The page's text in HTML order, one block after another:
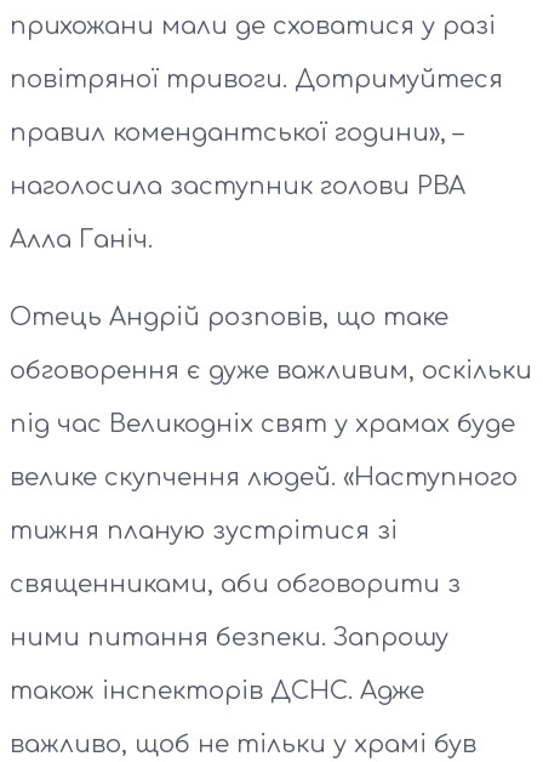
прихожани мали де сховатися у разі
повітряної тривоги. Дотримуйтеся
правил комендантської години», –
наголосила заступник голови РВА
Алла Ганіч.
Отець Андрій розповів, що таке
обговорення є дуже важливим, оскільки
під час Великодніх свят у храмах буде
велике скупчення людей. «Наступного
тижня планую зустрітися зі
священниками, аби обговорити з
ними питання безпеки. Запрошу
також інспекторів ДСНС. Адже
важливо, щоб не тільки у храмі був